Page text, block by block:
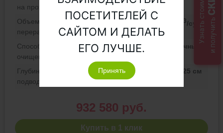
на проживание:
Объем
переработки:
3/сут.
Способ отвода
очищенной воды:
самотечный
Глубина
подводящей трубы:
125 см
932 580 руб.
Купить в 1 клик
Узнать стоимостьи получить
ПОСЕТИТЕЛЕЙ С
САЙТОМ И ДЕЛАТЬ
ЕГО ЛУЧШЕ.
Принять